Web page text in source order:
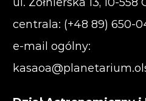
centrala: (+48 89) 650-
e-mail ogólny: